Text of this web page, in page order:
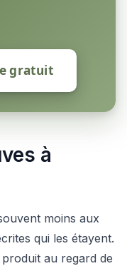
gratuit
à
moins aux
qui les étayent.
au regard de